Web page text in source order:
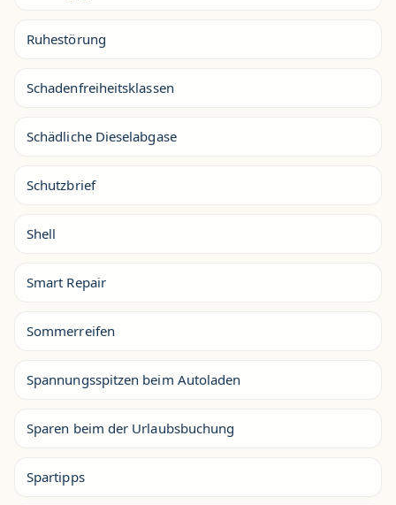
Ruhestörung
Schadenfreiheitsklassen
Schädliche Dieselabgase
Schutzbrief
Shell
Smart Repair
Sommerreifen
Spannungsspitzen beim Autoladen
Sparen beim der Urlaubsbuchung
Spartipps